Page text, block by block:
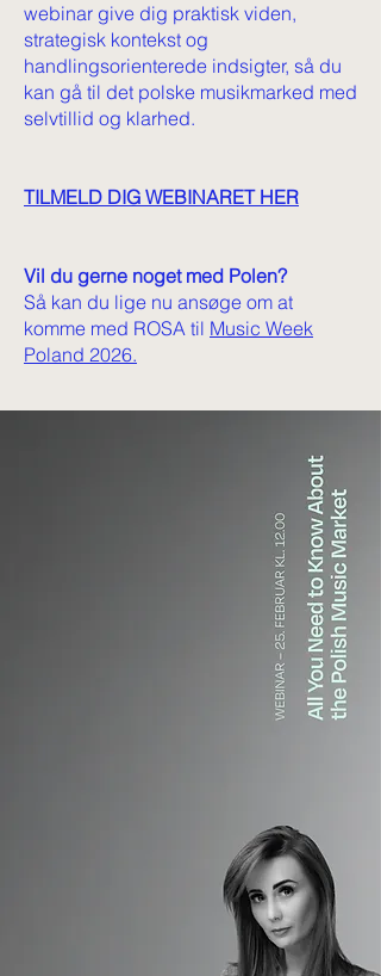
webinar give dig praktisk viden,
strategisk kontekst og
handlingsorienterede indsigter, så du
kan gå til det polske musikmarked med
selvtillid og klarhed.
TILMELD DIG WEBINARET HER
Vil du gerne noget med Polen?
Så kan du lige nu ansøge om at
komme med ROSA til Music Week
Poland 2026.